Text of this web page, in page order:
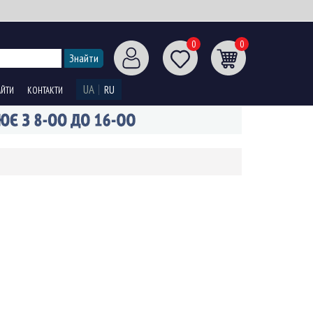
0 0
КОНТАКТИ UA RU